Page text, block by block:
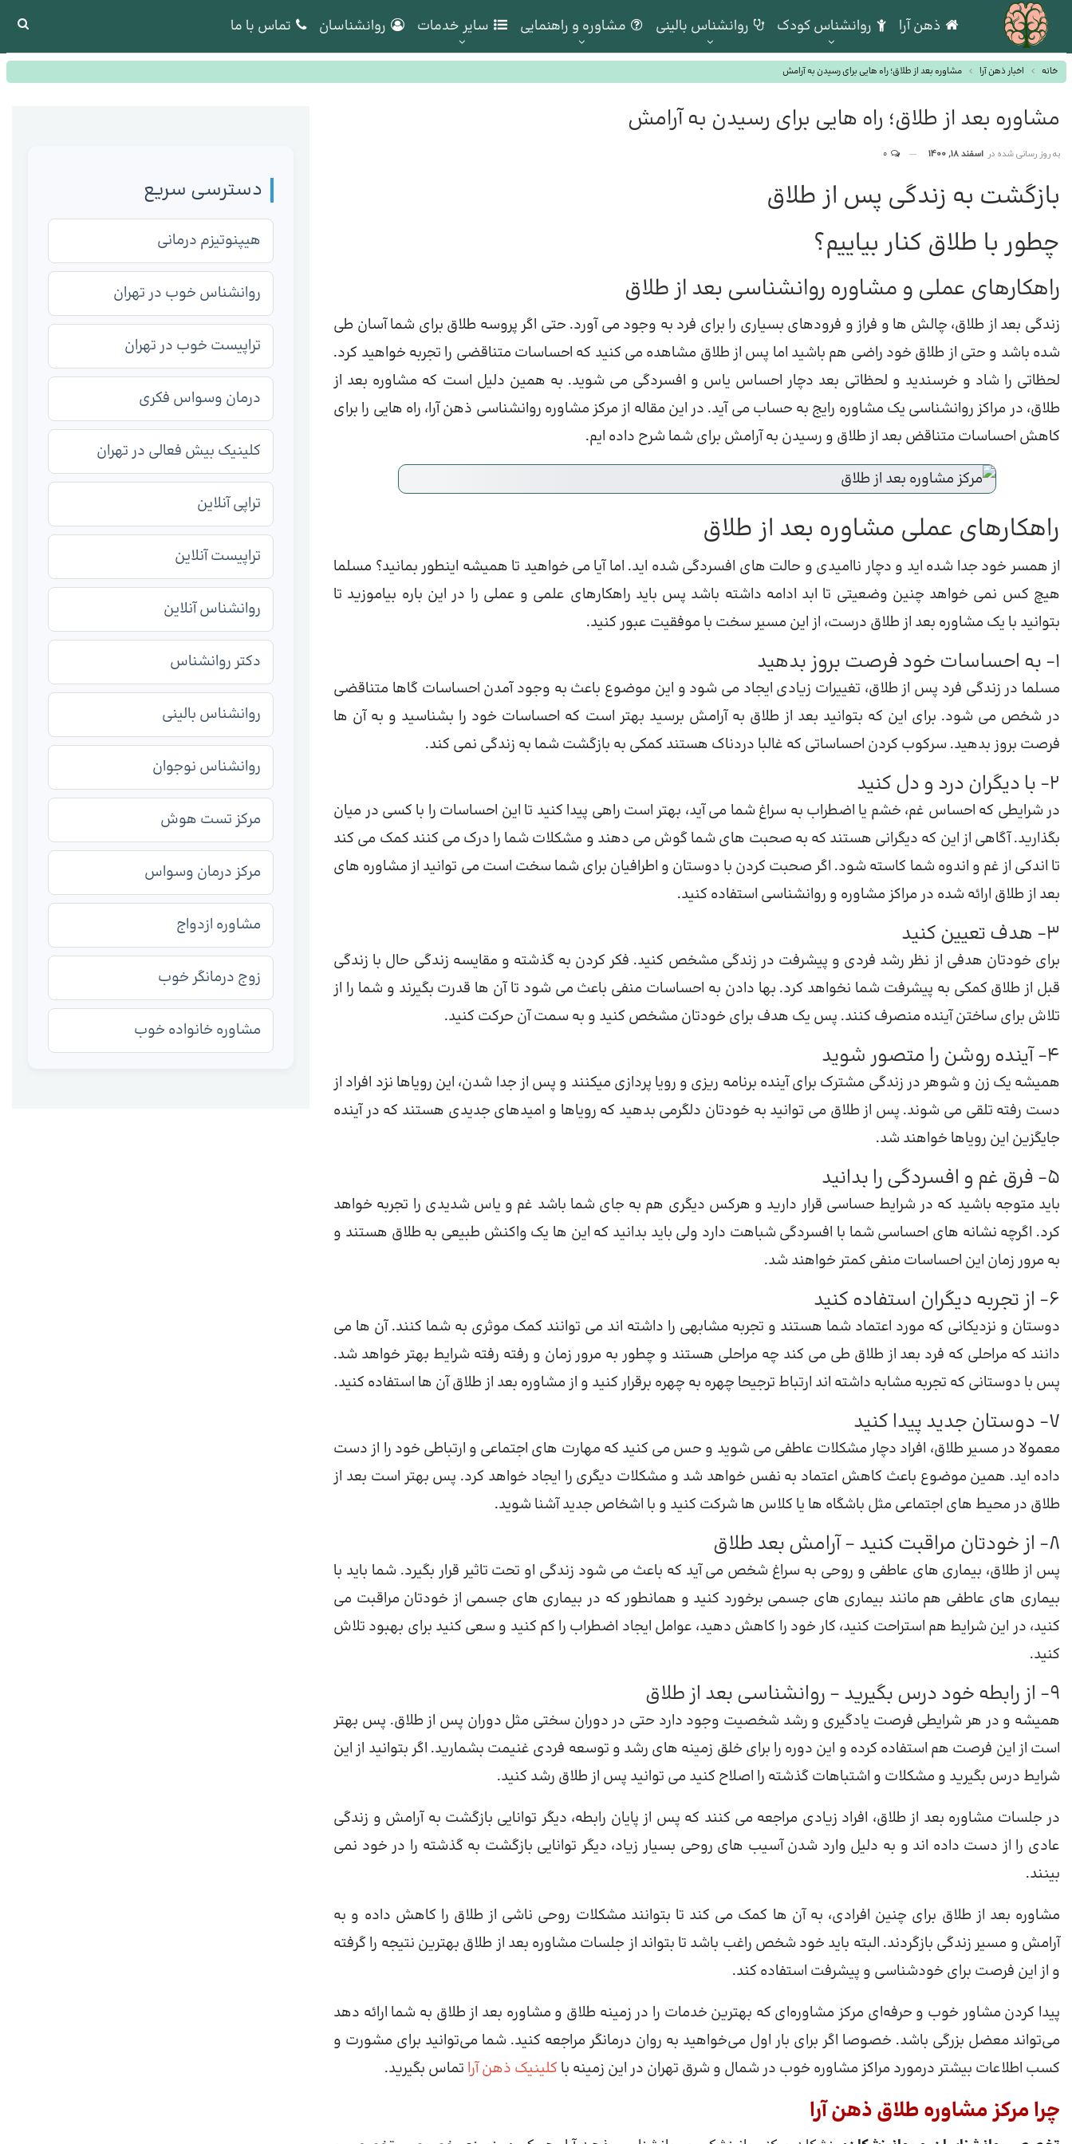
ذهن آرا روانشناس کودک روانشناس بالینی مشاوره و راهنمایی سایر خدمات روانشناسان تماس با ما
خانه اخبار ذهن آرا مشاوره بعد از طلاق؛ راه هایی برای رسیدن به آرامش
مشاوره بعد از طلاق؛ راه هایی برای رسیدن به آرامش
به روز رسانی شده در اسفند 18, 1400
بازگشت به زندگی پس از طلاق
چطور با طلاق کنار بیاییم؟
راهکارهای عملی و مشاوره روانشناسی بعد از طلاق
زندگی بعد از طلاق، چالش ها و فراز و فرودهای بسیاری را برای فرد به وجود می آورد. حتی اگر پروسه طلاق برای شما آسان طی
شده باشد و حتی از طلاق خود راضی هم باشید اما پس از طلاق مشاهده می کنید که احساسات متناقضی را تجربه خواهید کرد.
لحظاتی را شاد و خرسندید و لحظاتی بعد دچار احساس یاس و افسردگی می شوید. به همین دلیل است که مشاوره بعد از
طلاق، در مراکز روانشناسی یک مشاوره رایج به حساب می آید. در این مقاله از مرکز مشاوره روانشناسی ذهن آرا، راه هایی را برای
کاهش احساسات متناقض بعد از طلاق و رسیدن به آرامش برای شما شرح داده ایم.
راهکارهای عملی مشاوره بعد از طلاق
از همسر خود جدا شده اید و دچار ناامیدی و حالت های افسردگی شده اید. اما آیا می خواهید تا همیشه اینطور بمانید؟ مسلما
هیچ کس نمی خواهد چنین وضعیتی تا ابد ادامه داشته باشد پس باید راهکارهای علمی و عملی را در این باره بیاموزید تا
بتوانید با یک مشاوره بعد از طلاق درست، از این مسیر سخت با موفقیت عبور کنید.
1- به احساسات خود فرصت بروز بدهید
مسلما در زندگی فرد پس از طلاق، تغییرات زیادی ایجاد می شود و این موضوع باعث به وجود آمدن احساسات گاها متناقضی
در شخص می شود. برای این که بتوانید بعد از طلاق به آرامش برسید بهتر است که احساسات خود را بشناسید و به آن ها
فرصت بروز بدهید. سرکوب کردن احساساتی که غالبا دردناک هستند کمکی به بازگشت شما به زندگی نمی کند.
2- با دیگران درد و دل کنید
در شرایطی که احساس غم، خشم یا اضطراب به سراغ شما می آید، بهتر است راهی پیدا کنید تا این احساسات را با کسی در میان
بگذارید. آگاهی از این که دیگرانی هستند که به صحبت های شما گوش می دهند و مشکلات شما را درک می کنند کمک می کند
تا اندکی از غم و اندوه شما کاسته شود. اگر صحبت کردن با دوستان و اطرافیان برای شما سخت است می توانید از مشاوره های
بعد از طلاق ارائه شده در مراکز مشاوره و روانشناسی استفاده کنید.
3- هدف تعیین کنید
برای خودتان هدفی از نظر رشد فردی و پیشرفت در زندگی مشخص کنید. فکر کردن به گذشته و مقایسه زندگی حال با زندگی
قبل از طلاق کمکی به پیشرفت شما نخواهد کرد. بها دادن به احساسات منفی باعث می شود تا آن ها قدرت بگیرند و شما را از
تلاش برای ساختن آینده منصرف کنند. پس یک هدف برای خودتان مشخص کنید و به سمت آن حرکت کنید.
4- آینده روشن را متصور شوید
همیشه یک زن و شوهر در زندگی مشترک برای آینده برنامه ریزی و رویا پردازی میکنند و پس از جدا شدن، این رویاها نزد افراد از
دست رفته تلقی می شوند. پس از طلاق می توانید به خودتان دلگرمی بدهید که رویاها و امیدهای جدیدی هستند که در آینده
جایگزین این رویاها خواهند شد.
5- فرق غم و افسردگی را بدانید
باید متوجه باشید که در شرایط حساسی قرار دارید و هرکس دیگری هم به جای شما باشد غم و یاس شدیدی را تجربه خواهد
کرد. اگرچه نشانه های احساسی شما با افسردگی شباهت دارد ولی باید بدانید که این ها یک واکنش طبیعی به طلاق هستند و
به مرور زمان این احساسات منفی کمتر خواهند شد.
6- از تجربه دیگران استفاده کنید
دوستان و نزدیکانی که مورد اعتماد شما هستند و تجربه مشابهی را داشته اند می توانند کمک موثری به شما کنند. آن ها می
دانند که مراحلی که فرد بعد از طلاق طی می کند چه مراحلی هستند و چطور به مرور زمان و رفته رفته شرایط بهتر خواهد شد.
پس با دوستانی که تجربه مشابه داشته اند ارتباط ترجیحا چهره به چهره برقرار کنید و از مشاوره بعد از طلاق آن ها استفاده کنید.
7- دوستان جدید پیدا کنید
معمولا در مسیر طلاق، افراد دچار مشکلات عاطفی می شوید و حس می کنید که مهارت های اجتماعی و ارتباطی خود را از دست
داده اید. همین موضوع باعث کاهش اعتماد به نفس خواهد شد و مشکلات دیگری را ایجاد خواهد کرد. پس بهتر است بعد از
طلاق در محیط های اجتماعی مثل باشگاه ها یا کلاس ها شرکت کنید و با اشخاص جدید آشنا شوید.
8- از خودتان مراقبت کنید – آرامش بعد طلاق
پس از طلاق، بیماری های عاطفی و روحی به سراغ شخص می آید که باعث می شود زندگی او تحت تاثیر قرار بگیرد. شما باید با
بیماری های عاطفی هم مانند بیماری های جسمی برخورد کنید و همانطور که در بیماری های جسمی از خودتان مراقبت می
کنید، در این شرایط هم استراحت کنید، کار خود را کاهش دهید، عوامل ایجاد اضطراب را کم کنید و سعی کنید برای بهبود تلاش
کنید.
9- از رابطه خود درس بگیرید – روانشناسی بعد از طلاق
همیشه و در هر شرایطی فرصت یادگیری و رشد شخصیت وجود دارد حتی در دوران سختی مثل دوران پس از طلاق. پس بهتر
است از این فرصت هم استفاده کرده و این دوره را برای خلق زمینه های رشد و توسعه فردی غنیمت بشمارید. اگر بتوانید از این
شرایط درس بگیرید و مشکلات و اشتباهات گذشته را اصلاح کنید می توانید پس از طلاق رشد کنید.
در جلسات مشاوره بعد از طلاق، افراد زیادی مراجعه می کنند که پس از پایان رابطه، دیگر توانایی بازگشت به آرامش و زندگی
عادی را از دست داده اند و به دلیل وارد شدن آسیب های روحی بسیار زیاد، دیگر توانایی بازگشت به گذشته را در خود نمی
بینند.
مشاوره بعد از طلاق برای چنین افرادی، به آن ها کمک می کند تا بتوانند مشکلات روحی ناشی از طلاق را کاهش داده و به
آرامش و مسیر زندگی بازگردند. البته باید خود شخص راغب باشد تا بتواند از جلسات مشاوره بعد از طلاق بهترین نتیجه را گرفته
و از این فرصت برای خودشناسی و پیشرفت استفاده کند.
پیدا کردن مشاور خوب و حرفه‌ای مرکز مشاوره‌ای که بهترین خدمات را در زمینه طلاق و مشاوره بعد از طلاق به شما ارائه دهد
می‌تواند معضل بزرگی باشد. خصوصا اگر برای بار اول می‌خواهید به روان درمانگر مراجعه کنید. شما می‌توانید برای مشورت و
کسب اطلاعات بیشتر درمورد مراکز مشاوره خوب در شمال و شرق تهران در این زمینه با کلینیک ذهن آرا تماس بگیرید.
چرا مرکز مشاوره طلاق ذهن آرا
دسترسی سریع
هیپنوتیزم درمانی
روانشناس خوب در تهران
تراپیست خوب در تهران
درمان وسواس فکری
کلینیک بیش فعالی در تهران
تراپی آنلاین
تراپیست آنلاین
روانشناس آنلاین
دکتر روانشناس
روانشناس بالینی
روانشناس نوجوان
مرکز تست هوش
مرکز درمان وسواس
مشاوره ازدواج
زوج درمانگر خوب
مشاوره خانواده خوب